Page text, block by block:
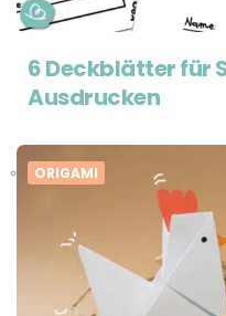
6 Deckblätter für
Ausdrucken
ORIGAMI